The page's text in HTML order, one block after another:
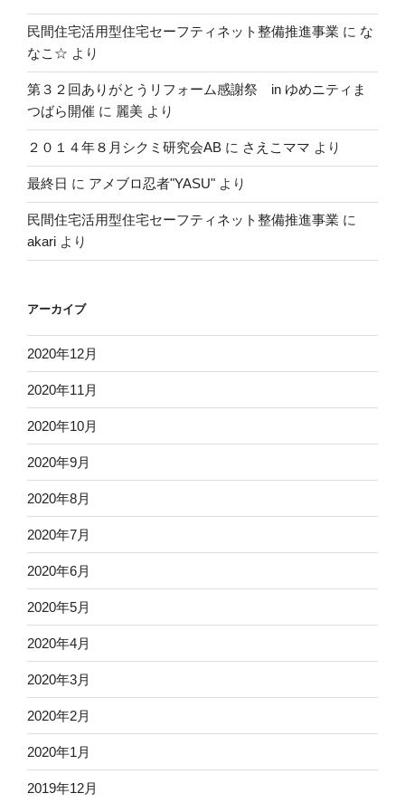
民間住宅活用型住宅セーフティネット整備推進事業 に な
なこ☆ より
第３２回ありがとうリフォーム感謝祭 in ゆめニティま
つばら開催 に 麗美 より
２０１４年８月シクミ研究会AB に さえこママ より
最終日 に アメブロ忍者"YASU" より
民間住宅活用型住宅セーフティネット整備推進事業 に
akari より
アーカイブ
2020年12月
2020年11月
2020年10月
2020年9月
2020年8月
2020年7月
2020年6月
2020年5月
2020年4月
2020年3月
2020年2月
2020年1月
2019年12月